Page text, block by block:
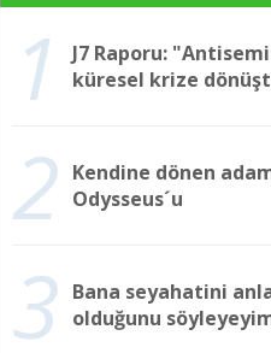
1
J7 Raporu:
küresel krize
2 Kendine dönen
Odysseus´u
3 Bana seyahatini
olduğunu